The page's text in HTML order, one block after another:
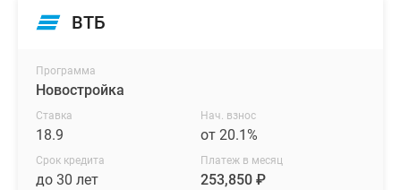
ВТБ
Программа
Новостройка
Ставка
18.9
Нач. взнос
от 20.1%
Срок кредита
до 30 лет
Платеж в месяц
253,850 ₽